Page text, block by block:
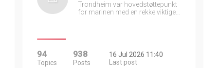
Trondheim var hovedstøttepunkt
for marinen med en rekke viktige…
94
Topics
938
Posts
16 Jul 2026 11:40
Last post